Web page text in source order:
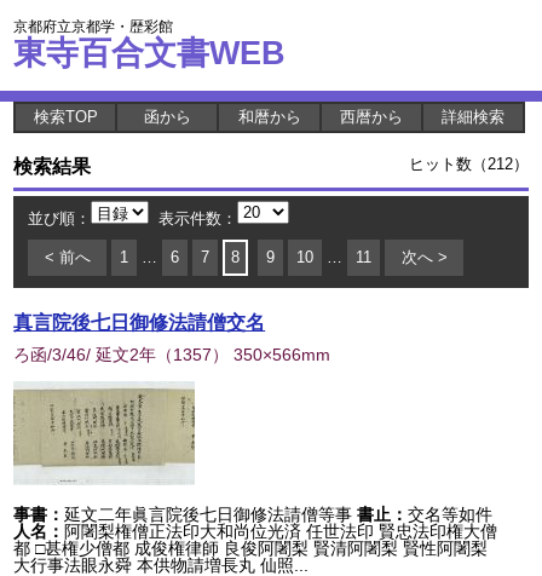
京都府立京都学・歴彩館
東寺百合文書WEB
検索TOP 函から 和暦から 西暦から 詳細検索
検索結果 ヒット数（212）
並び順： 表示件数：
< 前へ 1 … 6 7 8 9 10 … 11 次へ >
真言院後七日御修法請僧交名
ろ函/3/46/ 延文2年 （1357） 350×566mm
事書：延文二年眞言院後七日御修法請僧等事 書止：交名等如件
人名： 阿闍梨権僧正法印大和尚位光済 任世法印 賢忠法印権大僧
都 □甚権少僧都 成俊権律師 良俊阿闍梨 賢清阿闍梨 賢性阿闍梨
大行事法眼永舜 本供物請増長丸 仙照...